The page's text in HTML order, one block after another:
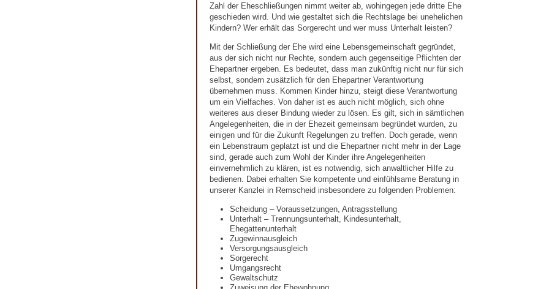
Zahl der Eheschließungen nimmt weiter ab, wohingegen jede dritte Ehe
geschieden wird. Und wie gestaltet sich die Rechtslage bei unehelichen
Kindern? Wer erhält das Sorgerecht und wer muss Unterhalt leisten?
Mit der Schließung der Ehe wird eine Lebensgemeinschaft gegründet,
aus der sich nicht nur Rechte, sondern auch gegenseitige Pflichten der
Ehepartner ergeben. Es bedeutet, dass man zukünftig nicht nur für sich
selbst, sondern zusätzlich für den Ehepartner Verantwortung
übernehmen muss. Kommen Kinder hinzu, steigt diese Verantwortung
um ein Vielfaches. Von daher ist es auch nicht möglich, sich ohne
weiteres aus dieser Bindung wieder zu lösen. Es gilt, sich in sämtlichen
Angelegenheiten, die in der Ehezeit gemeinsam begründet wurden, zu
einigen und für die Zukunft Regelungen zu treffen. Doch gerade, wenn
ein Lebenstraum geplatzt ist und die Ehepartner nicht mehr in der Lage
sind, gerade auch zum Wohl der Kinder ihre Angelegenheiten
einvernehmlich zu klären, ist es notwendig, sich anwaltlicher Hilfe zu
bedienen. Dabei erhalten Sie kompetente und einfühlsame Beratung in
unserer Kanzlei in Remscheid insbesondere zu folgenden Problemen:
Scheidung – Voraussetzungen, Antragsstellung
Unterhalt – Trennungsunterhalt, Kindesunterhalt,
Ehegattenunterhalt
Zugewinnausgleich
Versorgungsausgleich
Sorgerecht
Umgangsrecht
Gewaltschutz